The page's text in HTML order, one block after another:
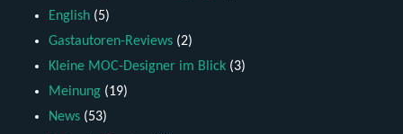
English (5)
Gastautoren-Reviews (2)
Kleine MOC-Designer im Blick (3)
Meinung (19)
News (53)